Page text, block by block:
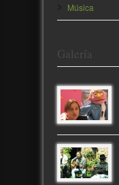
Música
Galería